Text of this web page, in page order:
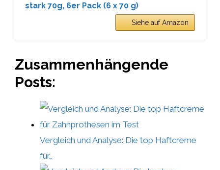
stark 70g, 6er Pack (6 x 70 g)
Siehe auf Amazon
Zusammenhängende
Posts:
Vergleich und Analyse: Die top Haftcreme
für…